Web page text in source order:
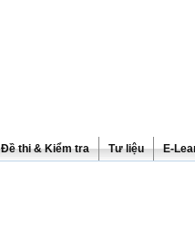
Đề thi & Kiểm tra Tư liệu E-